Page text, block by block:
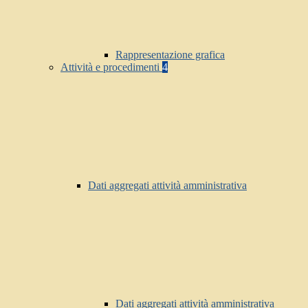
Rappresentazione grafica
Attività e procedimenti 4
Dati aggregati attività amministrativa
Dati aggregati attività amministrativa